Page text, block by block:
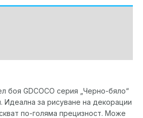
боя GDCOCO серия „Черно-бяло“
Идеална за рисуване на декорации
по-голяма прецизност. Може